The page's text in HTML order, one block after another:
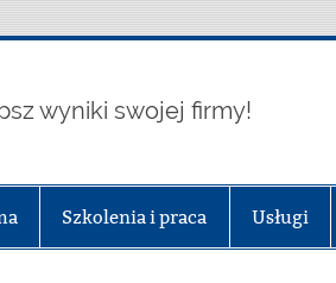
wyniki swojej firmy!
Szkolenia i praca Usługi